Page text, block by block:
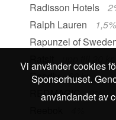
Radisson Hotels
Ralph Lauren
1,5%
Rapunzel of
Readly 60 kr
REDMAGIC 2%
Vi använder cookies
Sponsorhuset.
användandet av